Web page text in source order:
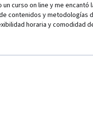
un curso on line y me encantó
contenidos y metodologías
horaria y comodidad